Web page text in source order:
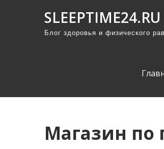
SLEEPTIME24.RU
Блог здоровья и физического
Магазин по